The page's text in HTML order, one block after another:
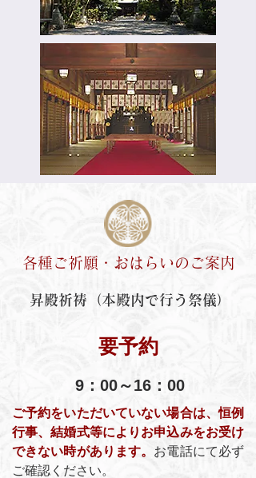
各種ご祈願・おはらいのご案内
昇殿祈祷（本殿内で行う祭儀）
要予約
9：00～16：00
ご予約をいただいていない場合は、恒例
行事、結婚式等によりお申込みをお受け
できない時があります。 お電話にて必ず
ご確認ください。